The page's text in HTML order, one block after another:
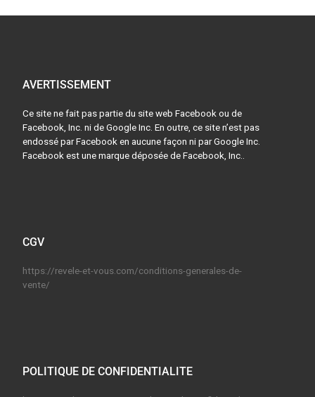
AVERTISSEMENT
Ce site ne fait pas partie du site web Facebook ou de
Facebook, Inc. ni de Google Inc. En outre, ce site n’est pas
endossé par Facebook en aucune façon ni par Google Inc.
Facebook est une marque déposée de Facebook, Inc..
CGV
https://revele-et-vous.com/conditions-generales-de-
vente/
POLITIQUE DE CONFIDENTIALITE